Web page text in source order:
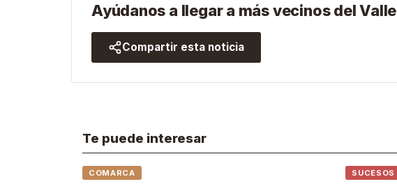
Ayúdanos a llegar a más vecinos del Valle
Compartir esta noticia
Te puede interesar
COMARCA SUCESOS